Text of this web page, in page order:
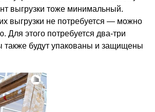
выгрузки тоже минимальный.
выгрузки не потребуется — можно
Для этого потребуется два-три
также будут упакованы и защищены